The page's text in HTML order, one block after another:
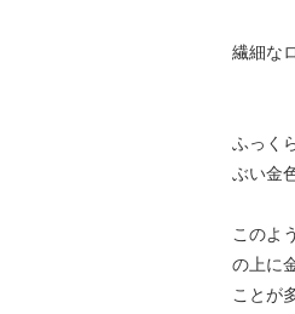
繊細な
ふっく
ぶい金
このよ
の上に
ことが